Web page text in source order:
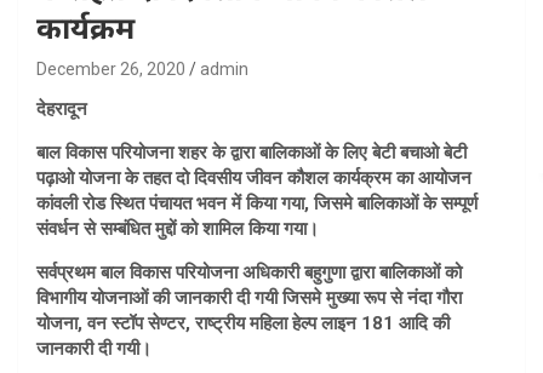
कार्यक्रम
December 26, 2020 admin
देहरादून
बाल विकास परियोजना शहर के द्वारा बालिकाओं के लिए बेटी बचाओ बेटी
पढ़ाओ योजना के तहत दो दिवसीय जीवन कौशल कार्यक्रम का आयोजन
कांवली रोड स्थित पंचायत भवन में किया गया, जिसमे बालिकाओं के सम्पूर्ण
संवर्धन से सम्बंधित मुद्दों को शामिल किया गया।
सर्वप्रथम बाल विकास परियोजना अधिकारी बहुगुणा द्वारा बालिकाओं को
विभागीय योजनाओं की जानकारी दी गयी जिसमे मुख्या रूप से नंदा गौरा
योजना, वन स्टॉप सेण्टर, राष्ट्रीय महिला हेल्प लाइन 181 आदि की
जानकारी दी गयी।